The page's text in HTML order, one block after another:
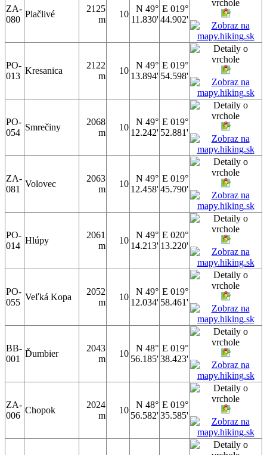
ZA-
080
Plačlivé
2125
m
10
N 49°
11.830'
E 019°
44.902'
PO-
013
Kresanica
2122
m
10
N 49°
13.894'
E 019°
54.598'
PO-
054
Smrečiny
2068
m
10
N 49°
12.242'
E 019°
52.881'
ZA-
081
Volovec
2063
m
10
N 49°
12.458'
E 019°
45.790'
PO-
014
Hlúpy
2061
m
10
N 49°
14.213'
E 020°
13.220'
PO-
055
Veľká Kopa
2052
m
10
N 49°
12.034'
E 019°
58.461'
BB-
001
Ďumbier
2043
m
10
N 48°
56.185'
E 019°
38.423'
ZA-
006
Chopok
2024
m
10
N 48°
56.582'
E 019°
35.585'